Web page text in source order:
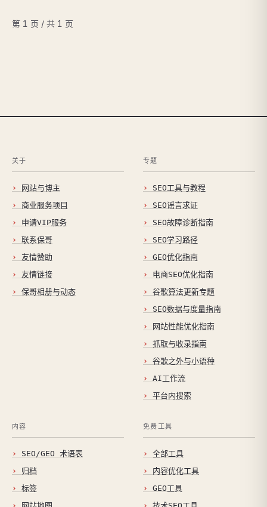
第 1 页 / 共 1 页
关于
网站与博主
商业服务项目
申请VIP服务
联系保哥
友情赞助
友情链接
保哥相册与动态
专题
SEO工具与教程
SEO谣言求证
SEO故障诊断指南
SEO学习路径
GEO优化指南
电商SEO优化指南
谷歌算法更新专题
SEO数据与度量指南
网站性能优化指南
抓取与收录指南
谷歌之外与小语种
AI工作流
平台内搜索
内容
SEO/GEO 术语表
归档
标签
免费工具
全部工具
内容优化工具
GEO工具